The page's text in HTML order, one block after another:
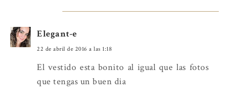
Elegant-e
22 de abril de 2016 a las 1:18
El vestido esta bonito al igual que las fotos
que tengas un buen dia